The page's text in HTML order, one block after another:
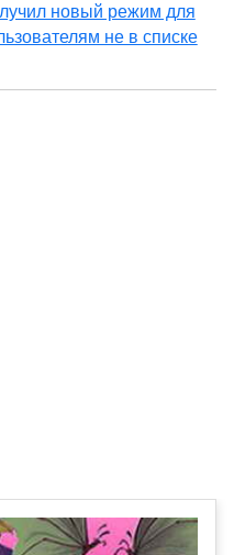
новый режим для
не в списке